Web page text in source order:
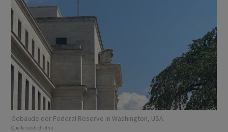
Gebäude der Federal Reserve in Washington, USA.
Quelle: cash.ch/dhü